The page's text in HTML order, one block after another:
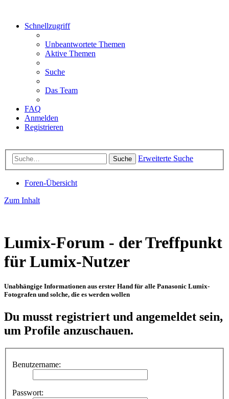
Schnellzugriff
Unbeantwortete Themen
Aktive Themen
Suche
Das Team
FAQ
Anmelden
Registrieren
Suche Erweiterte Suche
Foren-Übersicht
Zum Inhalt
Lumix-Forum - der Treffpunkt
für Lumix-Nutzer
Unabhängige Informationen aus erster Hand für alle Panasonic Lumix-
Fotografen und solche, die es werden wollen
Du musst registriert und angemeldet sein,
um Profile anzuschauen.
Benutzername:
Passwort: